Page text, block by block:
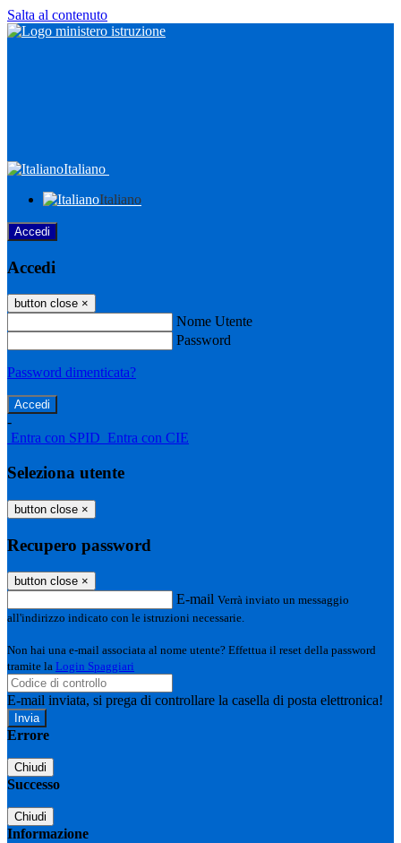
Salta al contenuto
Italiano
Italiano
Accedi
Accedi
button close ×
Nome Utente
Password
Password dimenticata?
-
Entra con SPID Entra con CIE
Seleziona utente
button close ×
Recupero password
button close ×
E-mail Verrà inviato un messaggio
all'indirizzo indicato con le istruzioni necessarie.
Non hai una e-mail associata al nome utente? Effettua il reset della password
tramite la Login Spaggiari
E-mail inviata, si prega di controllare la casella di posta elettronica!
Errore
Chiudi
Successo
Chiudi
Informazione